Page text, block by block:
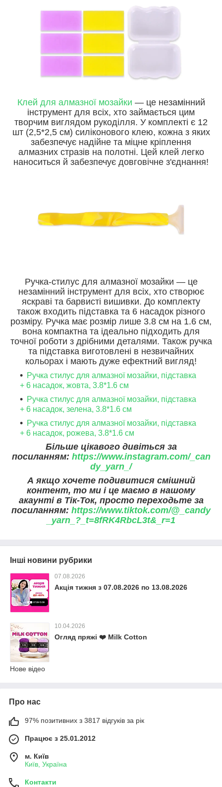
Клей для алмазної мозайки — це незамінний
інструмент для всіх, хто займається цим
творчим виглядом рукоділля. У комплекті є 12
шт (2,5*2,5 см) силіконового клею, кожна з яких
забезпечує надійне та міцне кріплення
алмазних стразів на полотні. Цей клей легко
наноситься й забезпечує довговічне з'єднання!
Ручка-стилус для алмазної мозайки — це
незамінний інструмент для всіх, хто створює
яскраві та барвисті вишивки. До комплекту
також входить підставка та 6 насадок різного
розміру. Ручка має розмір лише 3.8 см на 1.6 см,
вона компактна та ідеально підходить для
точної роботи з дрібними деталями. Також ручка
та підставка виготовлені в незвичайних
кольорах і мають дуже ефектний вигляд!
Ручка стилус для алмазної мозайки, підставка
+ 6 насадок, жовта, 3.8*1.6 см
Ручка стилус для алмазної мозайки, підставка
+ 6 насадок, зелена, 3.8*1.6 см
Ручка стилус для алмазної мозайки, підставка
+ 6 насадок, рожева, 3.8*1.6 см
Більше цікавого дивіться за
посиланням: https://www.instagram.com/_can
dy_yarn_/
А якщо хочете подивитися смішний
контент, то ми і це маємо в нашому
акаунті в Тік-Ток, просто переходьте за
посиланням: https://www.tiktok.com/@_candy
_yarn_?_t=8fRK4RbcL3t&_r=1
Інші новини рубрики
07.08.2026
Акція тижня з 07.08.2026 по 13.08.2026
10.04.2026
Огляд пряжі ❤️ Milk Cotton
Нове відео
Про нас
97% позитивних з 3817 відгуків за рік
Працює з 25.01.2012
м. Київ
Київ, Україна
Контакти